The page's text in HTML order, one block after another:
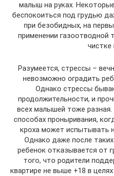
малыш на руках.
беспокоиться под грудью
при безобидных, на
применении газоотводной
чистке
Разумеется, стрессы –
невозможно оградить
Однако стрессы
продолжительности, и
всех малышей тоже
способах проныривания,
кроха может испытывать
Однако даже после
ребенок отказывается от
того, что родители
квартире не выше +18 в